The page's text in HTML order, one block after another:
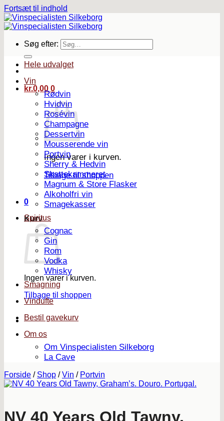
Fortsæt til indhold
Søg efter:
kr.0,00 0
Ingen varer i kurven.
Tilbage til shoppen
0
Kurv
Ingen varer i kurven.
Tilbage til shoppen
Hele udvalget
Vin
Rødvin
Hvidvin
Rosévin
Champagne
Dessertvin
Mousserende vin
Portvin
Sherry & Hedvin
Skattekammeret
Magnum & Store Flasker
Alkoholfri vin
Smagekasser
Spiritus
Cognac
Gin
Rom
Vodka
Whisky
Smagning
Vindufte
Bestil gavekurv
Om os
Om Vinspecialisten Silkeborg
La Cave
Forside / Shop / Vin / Portvin
NV 40 Years Old Tawny,